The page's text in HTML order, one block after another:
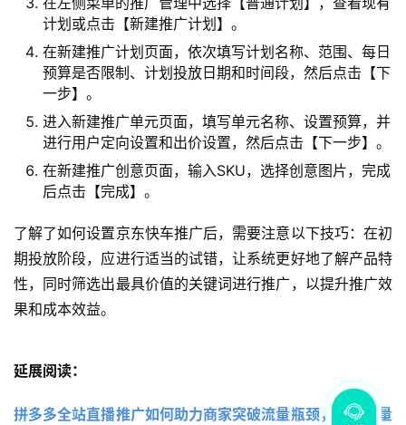
计划或点击【新建推广计划】。
在新建推广计划页面，依次填写计划名称、范围、每日
预算是否限制、计划投放日期和时间段，然后点击【下
一步】。
进入新建推广单元页面，填写单元名称、设置预算，并
进行用户定向设置和出价设置，然后点击【下一步】。
在新建推广创意页面，输入SKU，选择创意图片，完成
后点击【完成】。
了解了如何设置京东快车推广后，需要注意以下技巧：在初
期投放阶段，应进行适当的试错，让系统更好地了解产品特
性，同时筛选出最具价值的关键词进行推广，以提升推广效
果和成本效益。
延展阅读：
拼多多全站直播推广如何助力商家突破流量瓶颈，实现销量